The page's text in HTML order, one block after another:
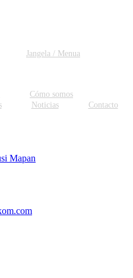
Jangela / Menua
Cómo somos
Noticias Contacto
Mapan